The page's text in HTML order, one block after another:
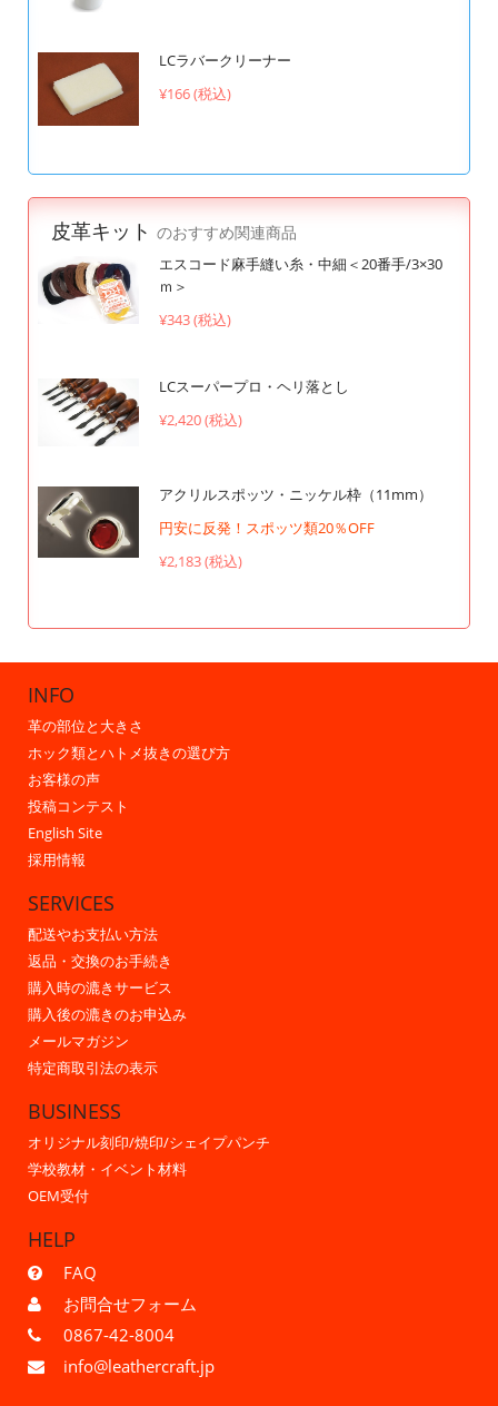
LCラバークリーナー
¥166 (税込)
皮革キット のおすすめ関連商品
エスコード麻手縫い糸・中細＜20番手/3×30
ｍ＞
¥343 (税込)
LCスーパープロ・ヘリ落とし
¥2,420 (税込)
アクリルスポッツ・ニッケル枠（11mm）
円安に反発！スポッツ類20％OFF
¥2,183 (税込)
INFO
革の部位と大きさ
ホック類とハトメ抜きの選び方
お客様の声
投稿コンテスト
English Site
採用情報
SERVICES
配送やお支払い方法
返品・交換のお手続き
購入時の漉きサービス
購入後の漉きのお申込み
メールマガジン
特定商取引法の表示
BUSINESS
オリジナル刻印/焼印/シェイプパンチ
学校教材・イベント材料
OEM受付
HELP
FAQ
お問合せフォーム
0867-42-8004
info@leathercraft.jp